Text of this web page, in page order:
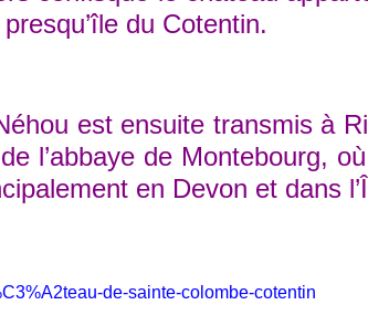
du Cotentin.
est ensuite transmis à
l’abbaye de Montebourg,
en Devon et
de-sainte-colombe-cotentin